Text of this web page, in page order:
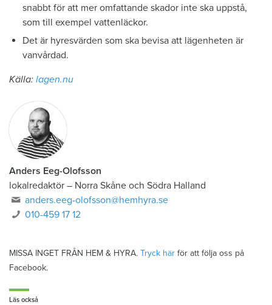
snabbt för att mer omfattande skador inte ska uppstå,
som till exempel vattenläckor.
Det är hyresvärden som ska bevisa att lägenheten är
vanvårdad.
Källa: lagen.nu
Anders Eeg-Olofsson
lokalredaktör – Norra Skåne och Södra Halland
anders.eeg-olofsson@hemhyra.se
010-459 17 12
MISSA INGET FRÅN HEM & HYRA. Tryck här för att följa oss på
Facebook.
Läs också